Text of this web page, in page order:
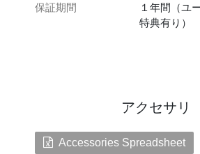
保証期間
１年間（ユ
特典有り）
アクセサリ
Accessories Spreadsheet